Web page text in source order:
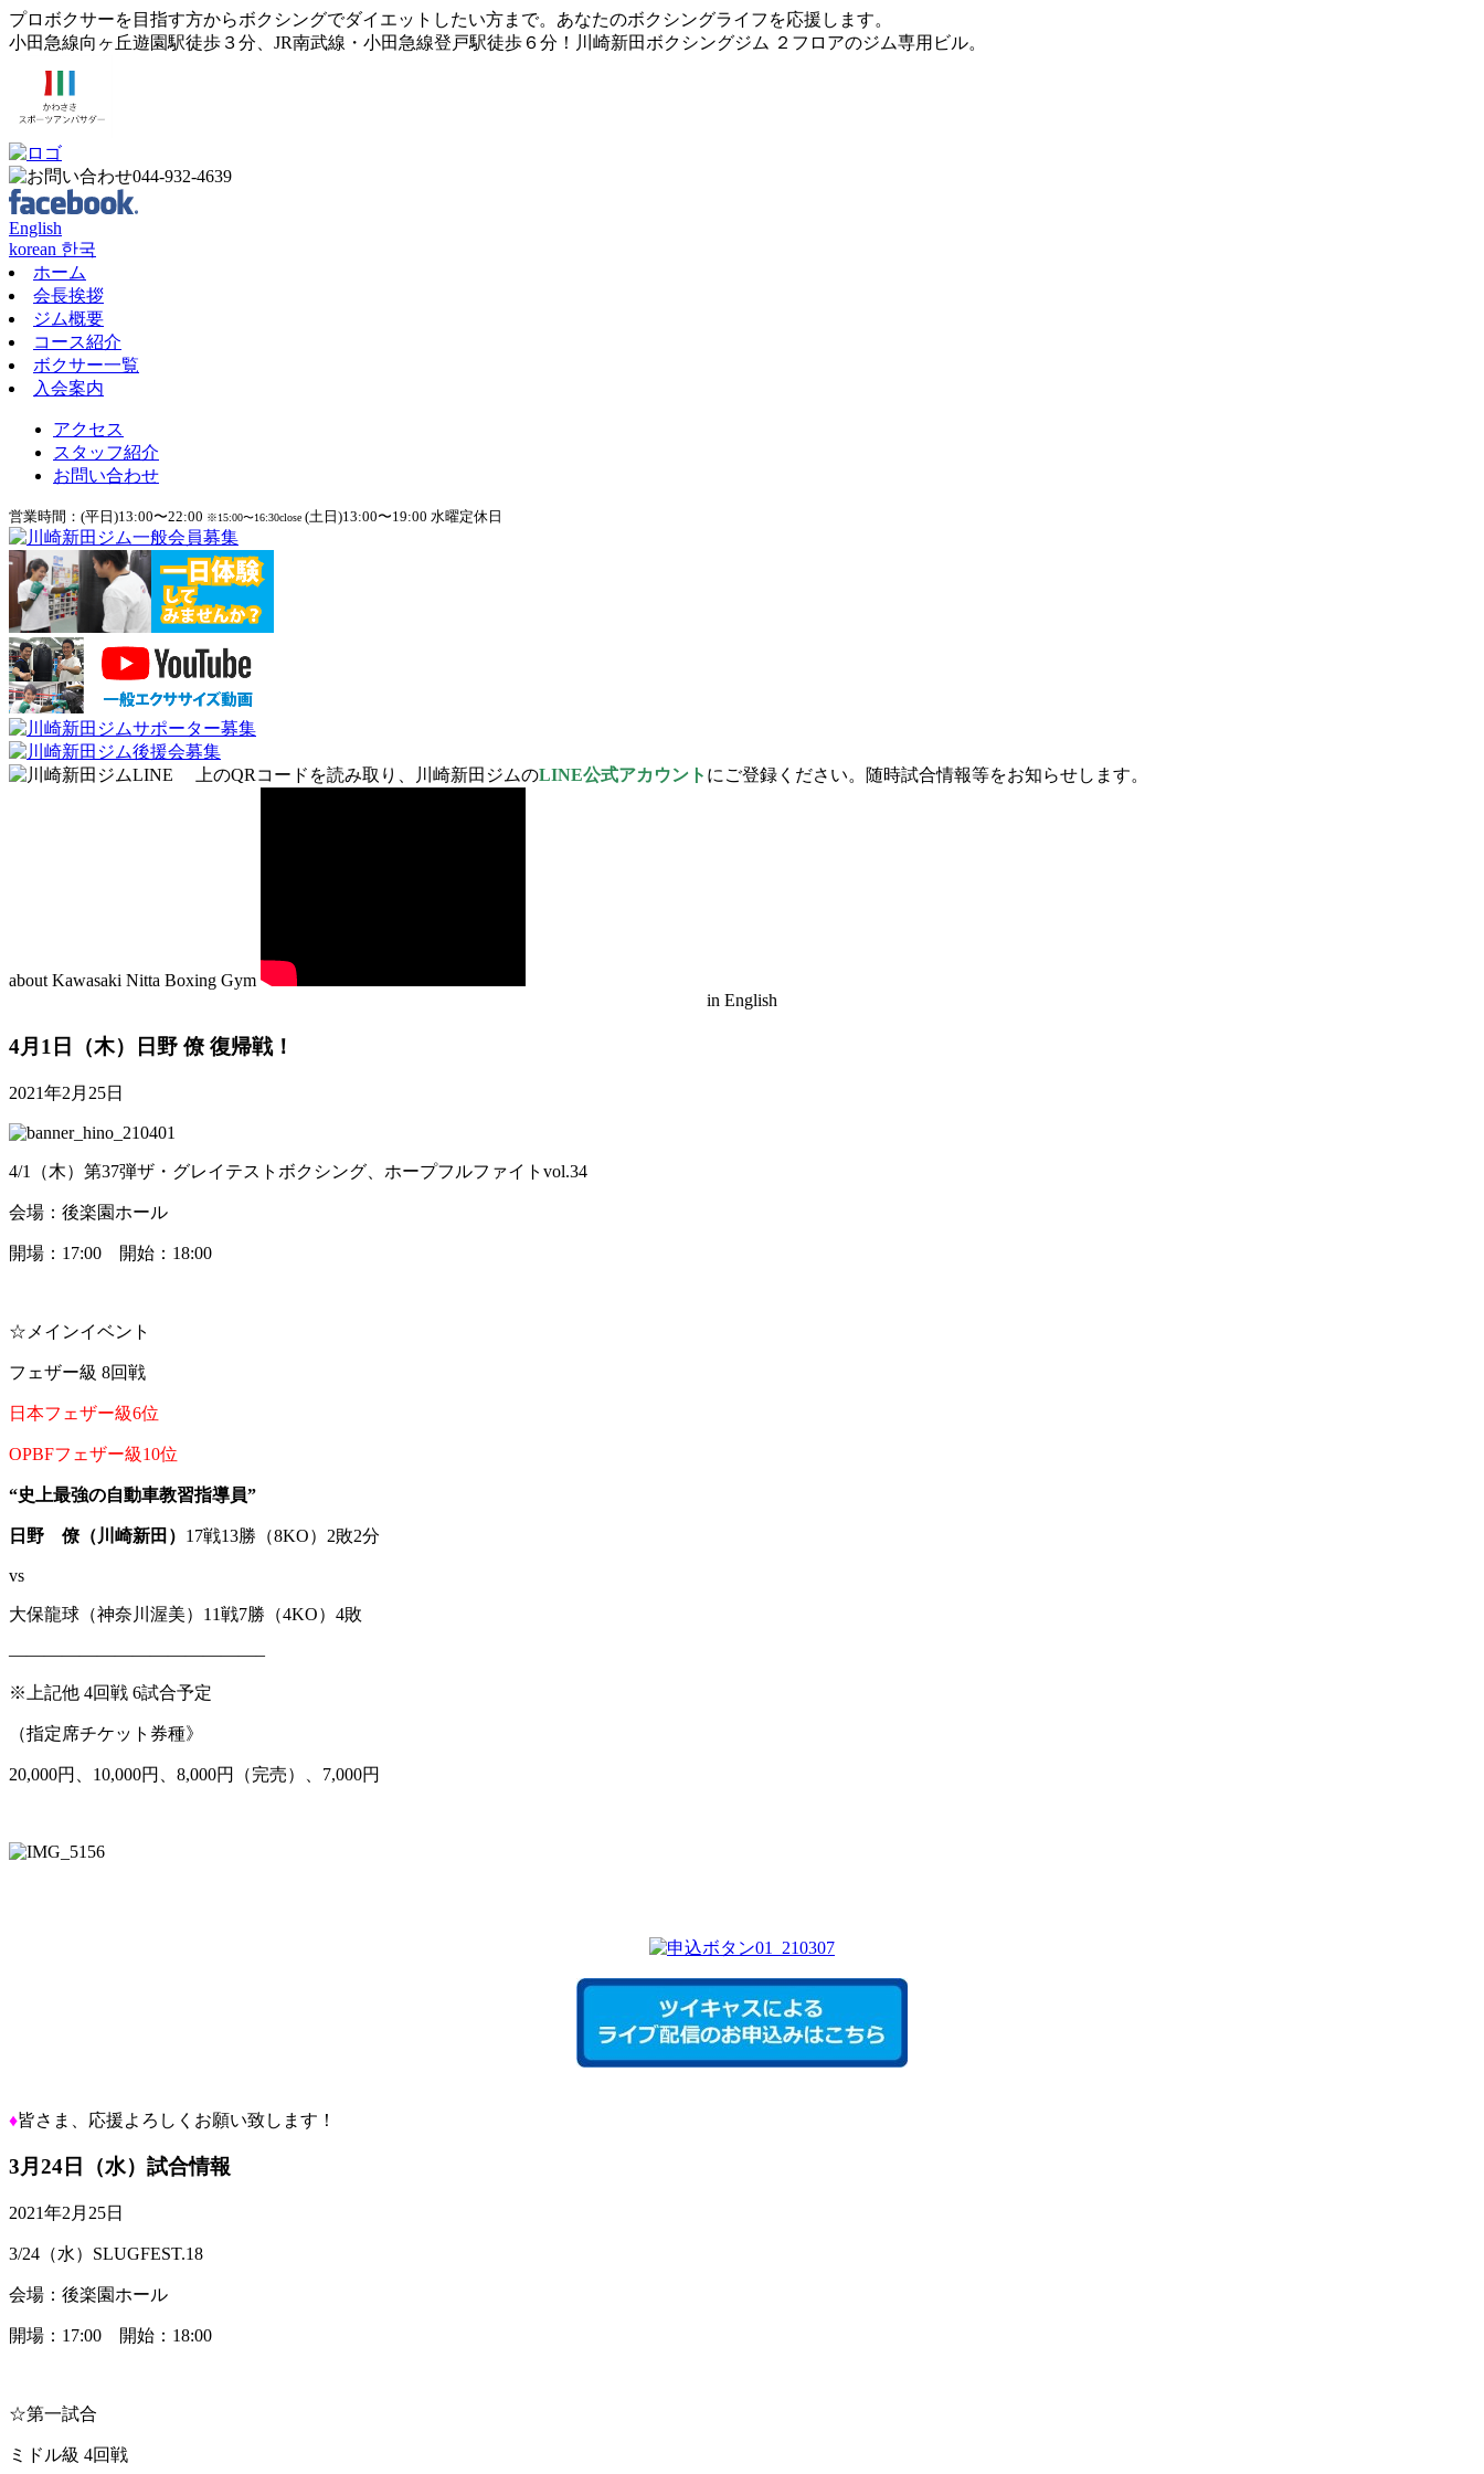
プロボクサーを目指す方からボクシングでダイエットしたい方まで。あなたのボクシングライフを応援します。
小田急線向ヶ丘遊園駅徒歩３分、JR南武線・小田急線登戸駅徒歩６分！川崎新田ボクシングジム ２フロアのジム専用ビル。
English
korean 한국
ホーム
会長挨拶
ジム概要
コース紹介
ボクサー一覧
入会案内
アクセス
スタッフ紹介
お問い合わせ
営業時間：(平日)13:00〜22:00 ※15:00〜16:30close (土日)13:00〜19:00 水曜定休日
上のQRコードを読み取り、川崎新田ジムのLINE公式アカウント にご登録ください。随時試合情報等をお知らせします。
about Kawasaki Nitta Boxing Gym
in English
4月1日（木）日野 僚 復帰戦！
2021年2月25日
4/1（木）第37弾ザ・グレイテストボクシング、ホープフルファイトvol.34
会場：後楽園ホール
開場：17:00 開始：18:00
☆メインイベント
フェザー級 8回戦
日本フェザー級6位
OPBFフェザー級10位
“史上最強の自動車教習指導員”
日野 僚（川崎新田） 17戦13勝（8KO）2敗2分
vs
大保龍球（神奈川渥美）11戦7勝（4KO）4敗
——————————————–
※上記他 4回戦 6試合予定
（指定席チケット券種》
20,000円、10,000円、8,000円（完売）、7,000円
♦皆さま、応援よろしくお願い致します！
3月24日（水）試合情報
2021年2月25日
3/24（水）SLUGFEST.18
会場：後楽園ホール
開場：17:00 開始：18:00
☆第一試合
ミドル級 4回戦